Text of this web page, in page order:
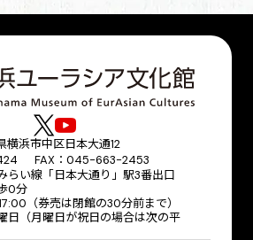
横浜市中区日本大通12
FAX：045-663-2453
らい線「日本大通り」駅3番出口
0分
（券売は閉館の30分前まで）
日（月曜日が祝日の場合は次の平